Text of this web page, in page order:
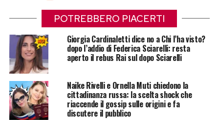
POTREBBERO PIACERTI
Giorgia Cardinaletti dice no a Chi l’ha visto?
dopo l’addio di Federica Sciarelli: resta
aperto il rebus Rai sul dopo Sciarelli
Naike Rivelli e Ornella Muti chiedono la
cittadinanza russa: la scelta shock che
riaccende il gossip sulle origini e fa
discutere il pubblico